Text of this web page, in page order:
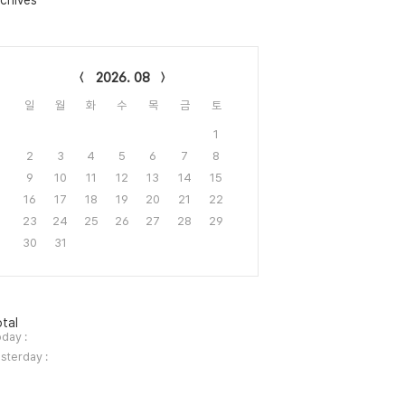
2026. 08
일 월 화 수 목 금 토
1
2
3 4 5 6 7
8
9
10 11 12 13 14
15
16
17 18 19 20 21
22
23
24 25 26 27 28
29
30
31
:
: